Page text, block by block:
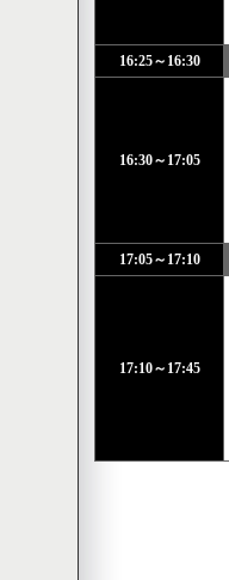
16:25～16:30
16:30～17:05
17:05～17:10
17:10～17:45